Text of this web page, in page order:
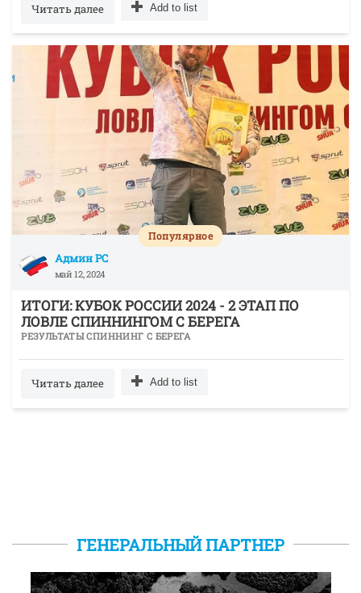
Читать далее Add to list
Админ РС
май 12, 2024
Популярное
ИТОГИ: КУБОК РОССИИ 2024 - 2 ЭТАП ПО
ЛОВЛЕ СПИННИНГОМ С БЕРЕГА
РЕЗУЛЬТАТЫ СПИННИНГ С БЕРЕГА
Читать далее Add to list
ГЕНЕРАЛЬНЫЙ ПАРТНЕР